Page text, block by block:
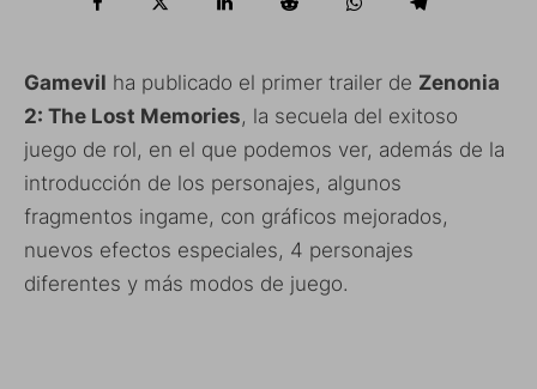
Gamevil ha publicado el primer trailer de Zenonia
2: The Lost Memories, la secuela del exitoso
juego de rol, en el que podemos ver, además de la
introducción de los personajes, algunos
fragmentos ingame, con gráficos mejorados,
nuevos efectos especiales, 4 personajes
diferentes y más modos de juego.